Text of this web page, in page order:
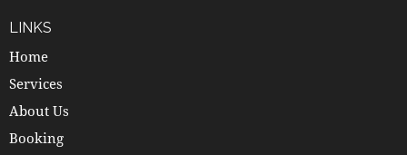
LINKS
Home
Services
About Us
Booking